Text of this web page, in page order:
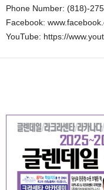
Phone Number: (818)-
Facebook:
YouTube: https://